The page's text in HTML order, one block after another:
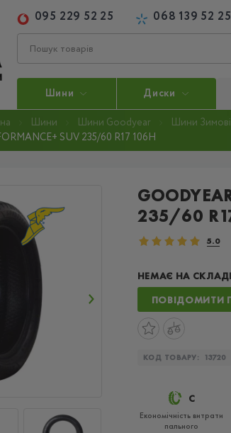
095 229 52 25 068 139 52 25
Шини Диски
Шини Шини Goodyear Шини Зимові
SUV 235/60 R17 106H
235/60
5.0
НЕМАЄ НА СКЛАДІ
ПОВІДОМИТИ
КОД ТОВАРУ: 13720
C
Економічність витрати
пального